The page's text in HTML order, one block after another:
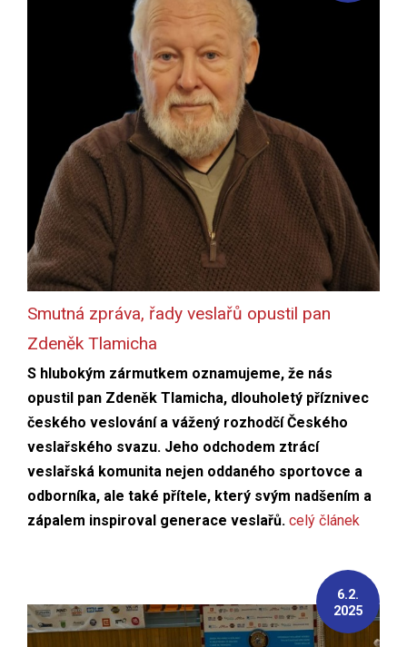
Smutná zpráva, řady veslařů opustil pan
Zdeněk Tlamicha
S hlubokým zármutkem oznamujeme, že nás
opustil pan Zdeněk Tlamicha, dlouholetý příznivec
českého veslování a vážený rozhodčí Českého
veslařského svazu. Jeho odchodem ztrácí
veslařská komunita nejen oddaného sportovce a
odborníka, ale také přítele, který svým nadšením a
zápalem inspiroval generace veslařů. celý článek
6.2.
2025